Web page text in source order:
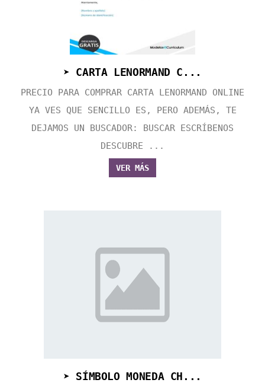
➤ CARTA LENORMAND C...
PRECIO PARA COMPRAR CARTA LENORMAND ONLINE
YA VES QUE SENCILLO ES, PERO ADEMÁS, TE
DEJAMOS UN BUSCADOR: BUSCAR ESCRÍBENOS
DESCUBRE ...
VER MÁS
➤ SÍMBOLO MONEDA CH...